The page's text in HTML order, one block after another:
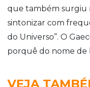
que também surgiu
sintonizar com
do Universo”. O
porquê do nome de
VEJA